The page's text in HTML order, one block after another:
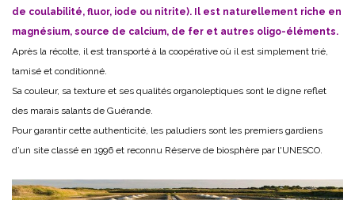
de coulabilité, fluor, iode ou nitrite). Il est naturellement riche en
magnésium, source de calcium, de fer et autres oligo-éléments.
Après la récolte, il est transporté à la coopérative où il est simplement trié,
tamisé et conditionné.
Sa couleur, sa texture et ses qualités organoleptiques sont le digne reflet
des marais salants de Guérande.
Pour garantir cette authenticité, les paludiers sont les premiers gardiens
d’un site classé en 1996 et reconnu Réserve de biosphère par l'UNESCO.